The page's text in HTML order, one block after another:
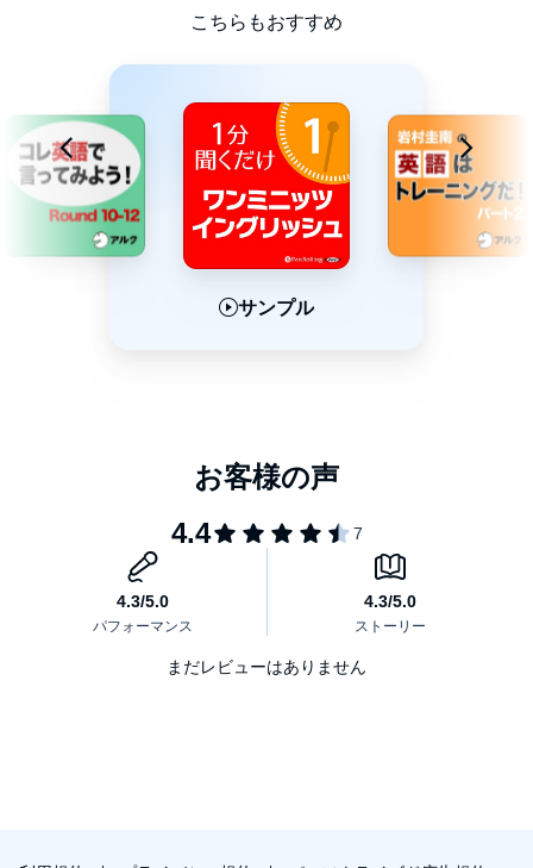
Hard to Say（上手く言えない）編
Giving Directions（道案内）編
という5つのシチュエーションで使用される英会話を学ぶことがで
■Request（依頼）編の例文
A: Ben, can you do this for me?
ベン、これ私の代わりにやってくれる?
A: I need to go baby-sit my friend's newborn baby.
友達の生まれたばかりの赤ちゃんのベビーシッターをしなきゃい
B: I understand. I'll make some Mac and cheese.
分かった。マカロニチーズでも作るよ。
■Trouble（トラブル）編の例文
一番お気に入りのイヤリングをなくしちゃった!
こちらもおすすめ
サンプル
まだレビューはありません